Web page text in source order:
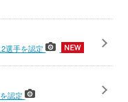
2選手を認定
を認定